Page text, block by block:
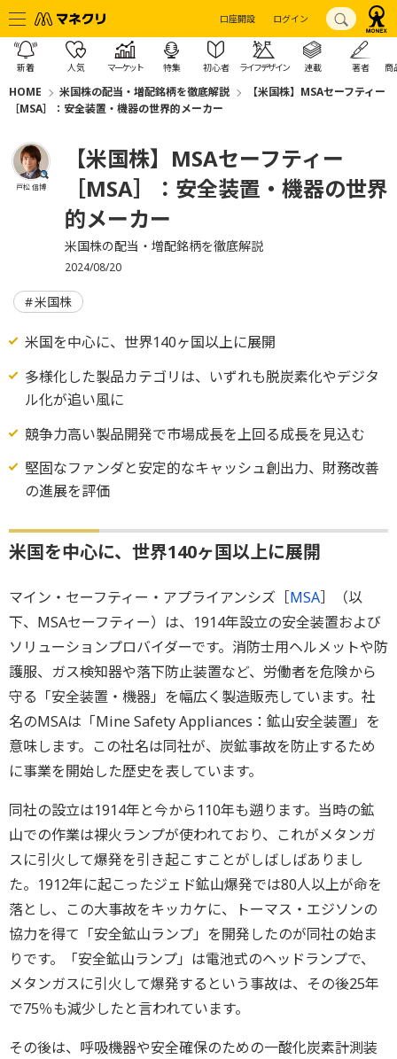
口座開設 ログイン
新着 人気 マーケット 特集 初心者 ライフデザイン 連載 著者 商
HOME 米国株の配当・増配銘柄を徹底解説
【米国株】MSAセーフティー
［MSA］：安全装置・機器の世界的メーカー
戸松 信博
【米国株】MSAセーフティー
［MSA］：安全装置・機器の世界
的メーカー
米国株の配当・増配銘柄を徹底解説
2024/08/20
米国株
米国を中心に、世界140ヶ国以上に展開
多様化した製品カテゴリは、いずれも脱炭素化やデジタ
ル化が追い風に
競争力高い製品開発で市場成長を上回る成長を見込む
堅固なファンダと安定的なキャッシュ創出力、財務改善
の進展を評価
米国を中心に、世界140ヶ国以上に展開
マイン・セーフティー・アプライアンシズ［MSA］（以
下、MSAセーフティー）は、1914年設立の安全装置および
ソリューションプロバイダーです。消防士用ヘルメットや防
護服、ガス検知器や落下防止装置など、労働者を危険から
守る「安全装置・機器」を幅広く製造販売しています。社
名のMSAは「Mine Safety Appliances：鉱山安全装置」を
意味します。この社名は同社が、炭鉱事故を防止するため
に事業を開始した歴史を表しています。
同社の設立は1914年と今から110年も遡ります。当時の鉱
山での作業は裸火ランプが使われており、これがメタンガ
スに引火して爆発を引き起こすことがしばしばありまし
た。1912年に起こったジェド鉱山爆発では80人以上が命を
落とし、この大事故をキッカケに、トーマス・エジソンの
協力を得て「安全鉱山ランプ」を開発したのが同社の始ま
りです。「安全鉱山ランプ」は電池式のヘッドランプで、
メタンガスに引火して爆発するという事故は、その後25年
で75％も減少したと言われています。
その後は、呼吸機器や安全確保のための一酸化炭素計測装